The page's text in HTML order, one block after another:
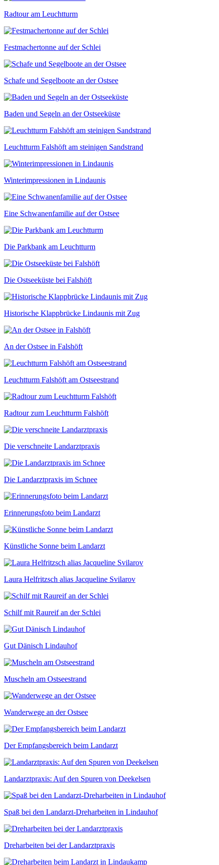
Radtour am Leuchtturm
Festmachertonne auf der Schlei
Schafe und Segelboote an der Ostsee
Baden und Segeln an der Ostseeküste
Leuchtturm Falshöft am steinigen Sandstrand
Winterimpressionen in Lindaunis
Eine Schwanenfamilie auf der Ostsee
Die Parkbank am Leuchtturm
Die Ostseeküste bei Falshöft
Historische Klappbrücke Lindaunis mit Zug
An der Ostsee in Falshöft
Leuchtturm Falshöft am Ostseestrand
Radtour zum Leuchtturm Falshöft
Die verschneite Landarztpraxis
Die Landarztpraxis im Schnee
Erinnerungsfoto beim Landarzt
Künstliche Sonne beim Landarzt
Laura Helfritzsch alias Jacqueline Svilarov
Schilf mit Raureif an der Schlei
Gut Dänisch Lindauhof
Muscheln am Ostseestrand
Wanderwege an der Ostsee
Der Empfangsbereich beim Landarzt
Landarztpraxis: Auf den Spuren von Deekelsen
Spaß bei den Landarzt-Dreharbeiten in Lindauhof
Dreharbeiten bei der Landarztpraxis